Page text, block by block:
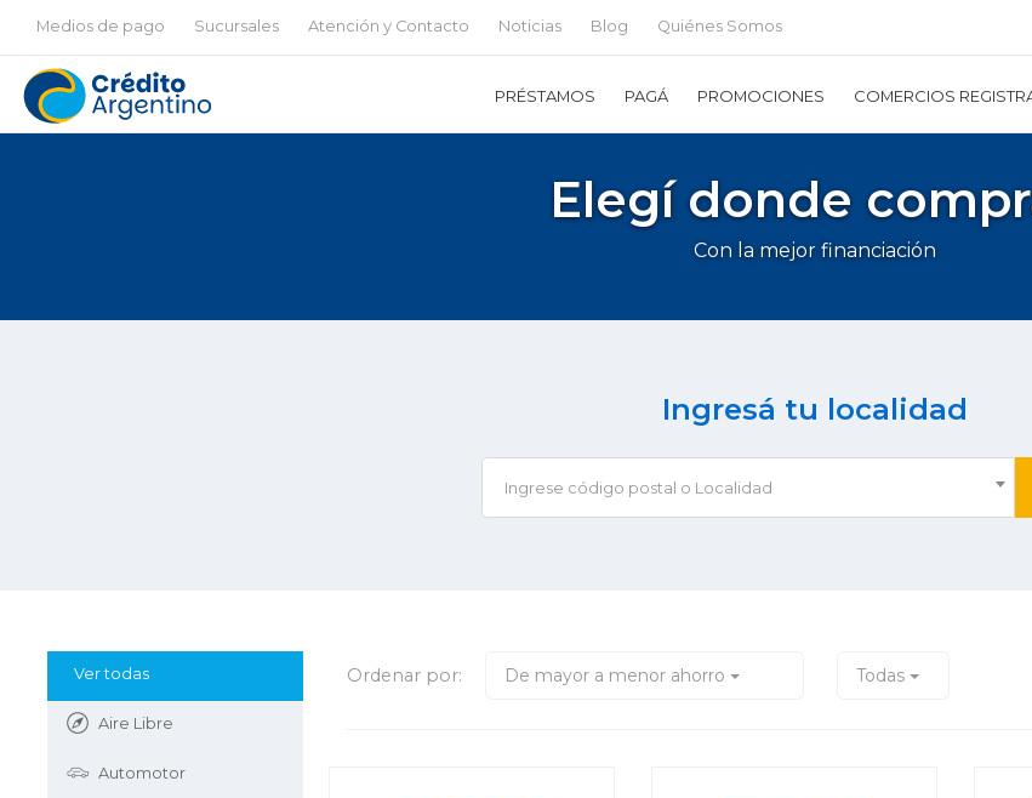
PRÉSTAMOS PAGÁ PROMOCIONES COMERCIOS
Medios de pago Sucursales Atención y Contacto Noticias Blog Quiénes Somos
Elegí donde
Con la mejor financiación
Ingresá tu localidad
Ingrese código postal o Localidad
Ver todas
Aire Libre
Automotor
Ordenar por: De mayor a menor ahorro Todas